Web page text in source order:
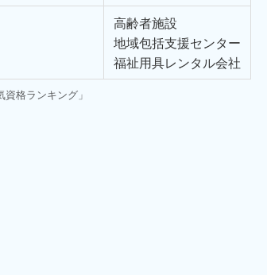
高齢者施設
地域包括支援センター
福祉用具レンタル会社
資格ランキング」